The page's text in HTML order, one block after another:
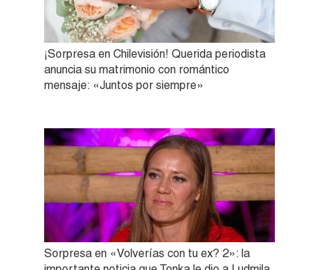
¡Sorpresa en Chilevisión! Querida periodista
anuncia su matrimonio con romántico
mensaje: «Juntos por siempre»
Sorpresa en «Volverías con tu ex? 2»: la